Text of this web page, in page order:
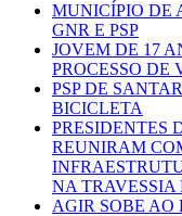
MUNICÍPIO DE
GNR E PSP
JOVEM DE 17
PROCESSO DE
PSP DE
BICICLETA
PRESIDENTES
REUNIRAM
NA TRAVESSIA
AGIR SOBE AO